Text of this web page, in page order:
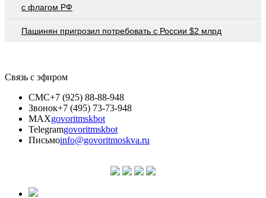
с флагом РФ
Пашинян пригрозил потребовать c России $2 млрд
Связь с эфиром
СМС+7 (925) 88-88-948
Звонок+7 (495) 73-73-948
MAXgovoritmskbot
Telegramgovoritmskbot
Письмоinfo@govoritmoskva.ru